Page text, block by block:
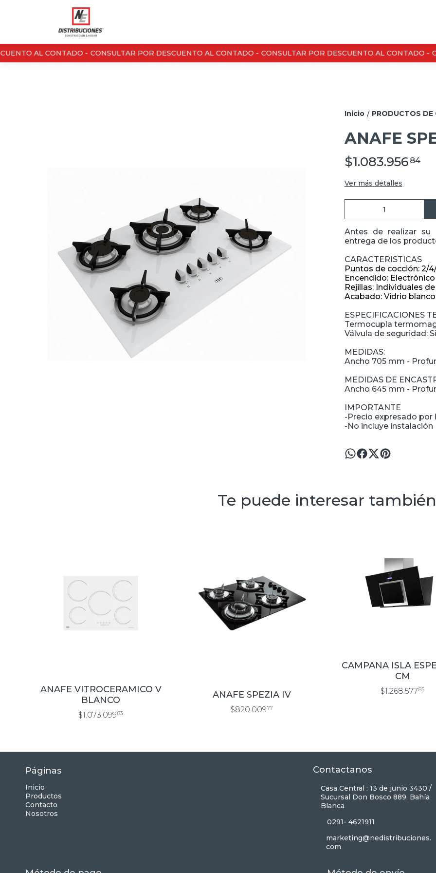
AL CONTADO - CONSULTAR POR DESCUENTO AL CONTADO - CONSULTAR POR DESCUENTO AL CONTADO -
Inicio / PRODUCTOS DE
ANAFE
$1.083.956 84
Ver más detalles
Antes de realizar su
entrega de los
CARACTERISTICAS
Puntos de cocción: 2/
Encendido:
Rejillas: Individuales
Acabado: Vidrio
ESPECIFICACIONES
Termocupla
Válvula de seguridad:
MEDIDAS:
Ancho 705 mm -
MEDIDAS DE
Ancho 645 mm -
IMPORTANTE
-Precio expresado
-No incluye instalación
Te puede interesar también
ANAFE VITROCERAMICO V
BLANCO
$1.073.09983
ANAFE SPEZIA IV
$820.00977
CAMPANA ISLA
CM
$1.268.57785
Páginas
Inicio
Productos
Contacto
Nosotros
Contactanos
Casa Central : 13 de junio 3430 /
Sucursal Don Bosco 889, Bahía
Blanca
0291- 4621911
marketing@nedistribuciones.
com